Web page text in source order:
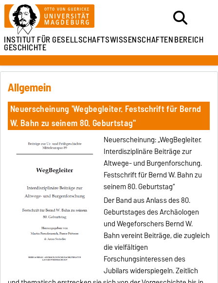
INSTITUT FÜRGESELLSCHAFTSWISSENSCHAFTENBEREICH
GESCHICHTE
Allgemein
Neuerscheinung 'Wegbegleiter. Festschrift für Bernd
W. Bahn zu seinem 80. Geburtstag"
Neuerscheinung: „WegBegleiter.
Interdisziplinäre Beiträge zur
Altwege- und Burgenforschung.
Festschrift für Bernd W. Bahn zu
seinem 80. Geburtstag“
Der Band aus Anlass des 80.
Geburtstages des Archäologen
und Wegeforschers Bernd W.
Bahn vereint Beiträge, die zugleich
die vielfältigen
Forschungsinteressen des
Jubilars widerspiegeln. Zeitlich